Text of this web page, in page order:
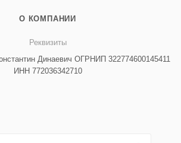
О КОМПАНИИ
Реквизиты
Динаевич ОГРНИП 322774600145411
ИНН 772036342710